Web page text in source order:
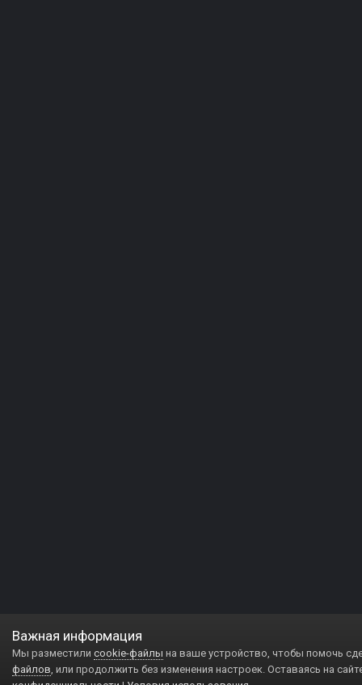
Важная информация
Мы разместили cookie-файлы на ваше устройство, чтобы помочь
файлов, или продолжить без изменения настроек. Оставаясь на